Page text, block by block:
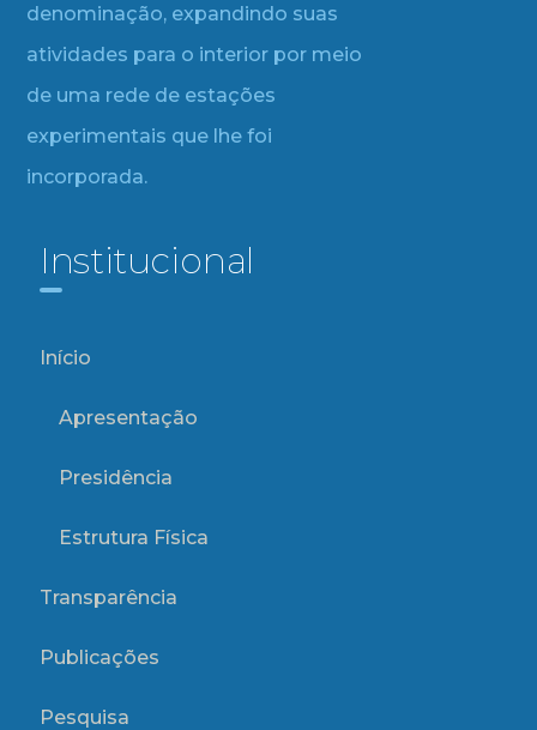
denominação, expandindo suas
atividades para o interior por meio
de uma rede de estações
experimentais que lhe foi
incorporada.
Institucional
Início
Apresentação
Presidência
Estrutura Física
Transparência
Publicações
Pesquisa